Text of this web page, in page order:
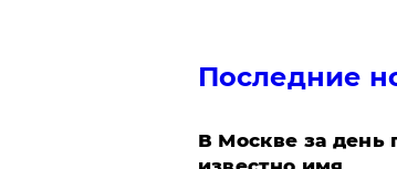
Последние
В Москве за день